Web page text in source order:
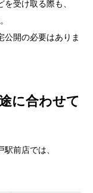
受け取る際も、
公開の必要はありま
に合わせて
前店では、